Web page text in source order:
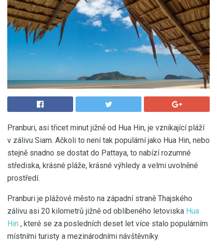
Pranburi, asi třicet minut jižně od Hua Hin, je vznikající pláží
v zálivu Siam. Ačkoli to není tak populární jako Hua Hin, nebo
stejně snadno se dostat do Pattaya, to nabízí rozumné
střediska, krásné pláže, krásné výhledy a velmi uvolněné
prostředí.
Pranburi je plážové město na západní straně Thajského
zálivu asi 20 kilometrů jižně od oblíbeného letoviska Hua
Hin , které se za posledních deset let více stalo populárním
místními turisty a mezinárodními návštěvníky.